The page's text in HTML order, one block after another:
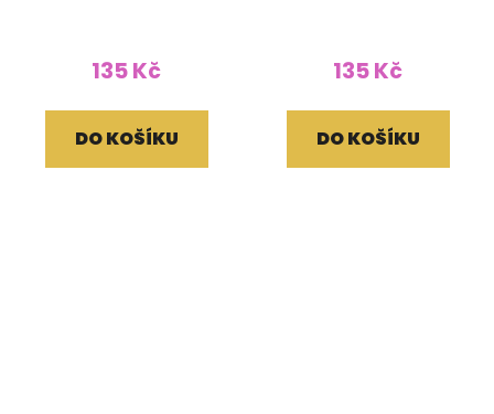
135 Kč
DO KOŠÍKU
135 Kč
DO KOŠÍKU